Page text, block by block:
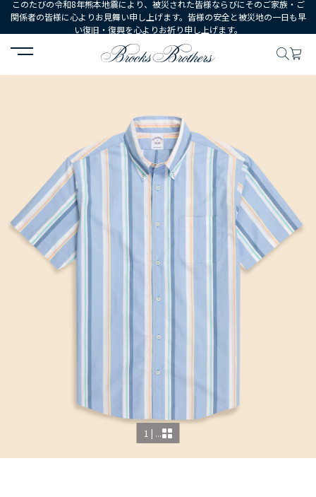
このたびの令和8年熊本地震により、被災された皆様ならびにそのご家族・ご
関係者の皆様に心よりお見舞い申し上げます。皆様の安全と被災地の一日も早
い復旧・復興を心よりお祈り申し上げます。
HOME ウェア シャツ カジュアルシャツ コットンポ
1 | ...